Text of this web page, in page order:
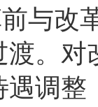
改革
。
调